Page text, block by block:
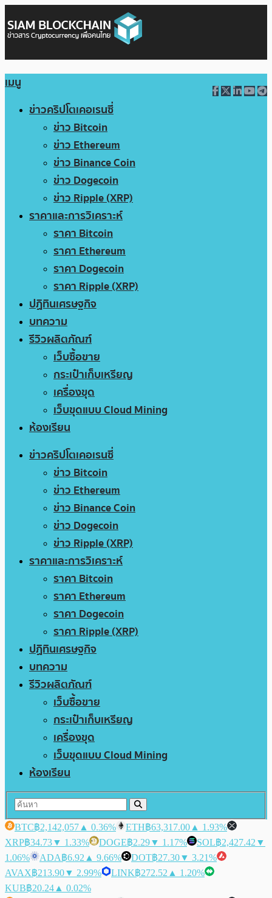
เมนู
ข่าวคริปโตเคอเรนซี่
ข่าว Bitcoin
ข่าว Ethereum
ข่าว Binance Coin
ข่าว Dogecoin
ข่าว Ripple (XRP)
ราคาและการวิเคราะห์
ราคา Bitcoin
ราคา Ethereum
ราคา Dogecoin
ราคา Ripple (XRP)
ปฏิทินเศรษฐกิจ
บทความ
รีวิวผลิตภัณฑ์
เว็บซื้อขาย
กระเป๋าเก็บเหรียญ
เครื่องขุด
เว็บขุดแบบ Cloud Mining
ห้องเรียน
ข่าวคริปโตเคอเรนซี่
ข่าว Bitcoin
ข่าว Ethereum
ข่าว Binance Coin
ข่าว Dogecoin
ข่าว Ripple (XRP)
ราคาและการวิเคราะห์
ราคา Bitcoin
ราคา Ethereum
ราคา Dogecoin
ราคา Ripple (XRP)
ปฏิทินเศรษฐกิจ
บทความ
รีวิวผลิตภัณฑ์
เว็บซื้อขาย
กระเป๋าเก็บเหรียญ
เครื่องขุด
เว็บขุดแบบ Cloud Mining
ห้องเรียน
BTC฿2,142,057 ▲ 0.36% ETH฿63,317.00 ▲ 1.93%
XRP฿34.73▼ 1.33% DOGE฿2.29▼ 1.17% SOL฿2,427.42 ▼
1.06%
ADA฿6.92 ▲ 9.66% DOT฿27.30▼ 3.21%
AVAX฿213.90▼ 2.99% LINK฿272.52 ▲ 1.20%
KUB฿20.24 ▲ 0.02%